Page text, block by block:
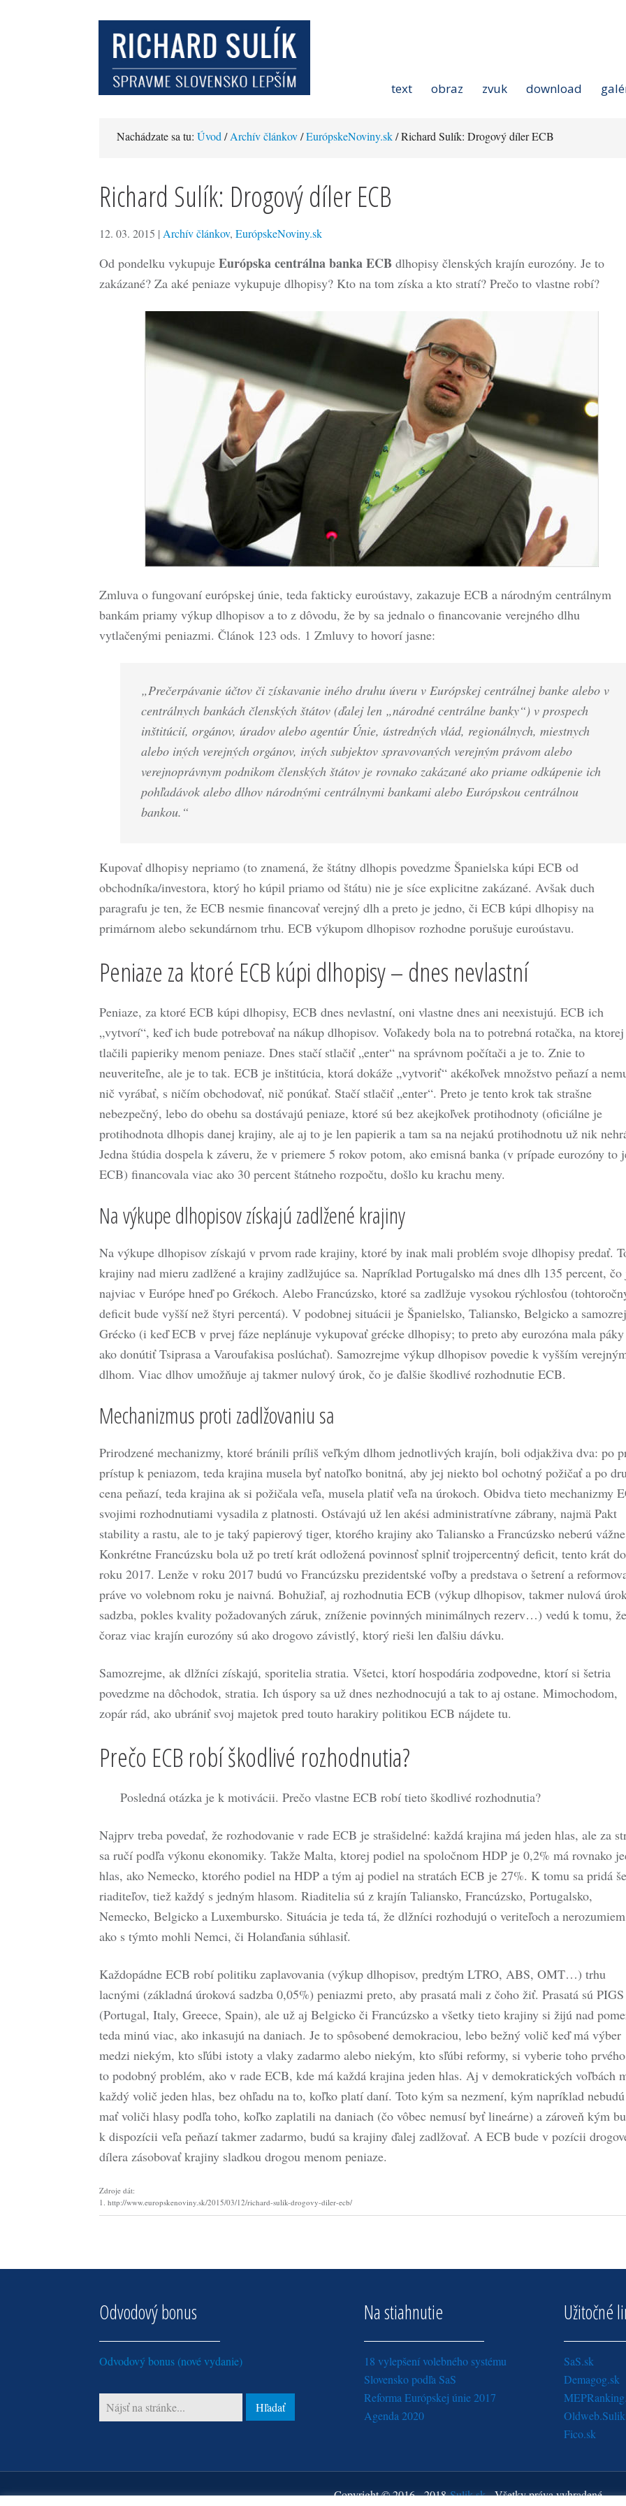
text obraz zvuk download
Nachádzate sa tu: Úvod/Archív článkov/EurópskeNoviny.sk/ Richard Sulík: Drogový díler ECB
Richard Sulík: Drogový díler ECB
12. 03. 2015 | Archív článkov, EurópskeNoviny.sk
Od pondelku vykupuje Európska centrálna banka ECB dlhopisy členských krajín eurozóny. Je to
zakázané? Za aké peniaze vykupuje dlhopisy? Kto na tom získa a kto stratí? Prečo to vlastne robí?
Zmluva o fungovaní európskej únie, teda fakticky euroústavy, zakazuje ECB a národným centrálnym
bankám priamy výkup dlhopisov a to z dôvodu, že by sa jednalo o financovanie verejného dlhu
vytlačenými peniazmi. Článok 123 ods. 1 Zmluvy to hovorí jasne:
„Prečerpávanie účtov či získavanie iného druhu úveru v Európskej centrálnej banke alebo v
centrálnych bankách členských štátov (ďalej len „národné centrálne banky“) v prospech
inštitúcií, orgánov, úradov alebo agentúr Únie, ústredných vlád, regionálnych, miestnych
alebo iných verejných orgánov, iných subjektov spravovaných verejným právom alebo
verejnoprávnym podnikom členských štátov je rovnako zakázané ako priame odkúpenie ich
pohľadávok alebo dlhov národnými centrálnymi bankami alebo Európskou centrálnou
bankou.“
Kupovať dlhopisy nepriamo (to znamená, že štátny dlhopis povedzme Španielska kúpi ECB od
obchodníka/investora, ktorý ho kúpil priamo od štátu) nie je síce explicitne zakázané. Avšak duch
paragrafu je ten, že ECB nesmie financovať verejný dlh a preto je jedno, či ECB kúpi dlhopisy na
primárnom alebo sekundárnom trhu. ECB výkupom dlhopisov rozhodne porušuje euroústavu.
Peniaze za ktoré ECB kúpi dlhopisy – dnes nevlastní
Peniaze, za ktoré ECB kúpi dlhopisy, ECB dnes nevlastní, oni vlastne dnes ani neexistujú. ECB ich
„vytvorí“, keď ich bude potrebovať na nákup dlhopisov. Voľakedy bola na to potrebná rotačka, na ktorej
tlačili papieriky menom peniaze. Dnes stačí stlačiť „enter“ na správnom počítači a je to. Znie to
neuveriteľne, ale je to tak. ECB je inštitúcia, ktorá dokáže „vytvoriť“ akékoľvek množstvo peňazí a
nič vyrábať, s ničím obchodovať, nič ponúkať. Stačí stlačiť „enter“. Preto je tento krok tak strašne
nebezpečný, lebo do obehu sa dostávajú peniaze, ktoré sú bez akejkoľvek protihodnoty (oficiálne je
protihodnota dlhopis danej krajiny, ale aj to je len papierik a tam sa na nejakú protihodnotu už nik
Jedna štúdia dospela k záveru, že v priemere 5 rokov potom, ako emisná banka (v prípade eurozóny to
ECB) financovala viac ako 30 percent štátneho rozpočtu, došlo ku krachu meny.
Na výkupe dlhopisov získajú zadlžené krajiny
Na výkupe dlhopisov získajú v prvom rade krajiny, ktoré by inak mali problém svoje dlhopisy predať.
krajiny nad mieru zadlžené a krajiny zadlžujúce sa. Napríklad Portugalsko má dnes dlh 135 percent, čo
najviac v Európe hneď po Grékoch. Alebo Francúzsko, ktoré sa zadlžuje vysokou rýchlosťou
deficit bude vyšší než štyri percentá). V podobnej situácii je Španielsko, Taliansko, Belgicko a
Grécko (i keď ECB v prvej fáze neplánuje vykupovať grécke dlhopisy; to preto aby eurozóna mala páky
ako donútiť Tsiprasa a Varoufakisa poslúchať). Samozrejme výkup dlhopisov povedie k vyšším
dlhom. Viac dlhov umožňuje aj takmer nulový úrok, čo je ďalšie škodlivé rozhodnutie ECB.
Mechanizmus proti zadlžovaniu sa
Prirodzené mechanizmy, ktoré bránili príliš veľkým dlhom jednotlivých krajín, boli odjakživa dva: po
prístup k peniazom, teda krajina musela byť natoľko bonitná, aby jej niekto bol ochotný požičať a po
cena peňazí, teda krajina ak si požičala veľa, musela platiť veľa na úrokoch. Obidva tieto mechanizmy
svojimi rozhodnutiami vysadila z platnosti. Ostávajú už len akési administratívne zábrany, najmä Pakt
stability a rastu, ale to je taký papierový tiger, ktorého krajiny ako Taliansko a Francúzsko neberú
Konkrétne Francúzsku bola už po tretí krát odložená povinnosť splniť trojpercentný deficit, tento krát do
roku 2017. Lenže v roku 2017 budú vo Francúzsku prezidentské voľby a predstava o šetrení a
práve vo volebnom roku je naivná. Bohužiaľ, aj rozhodnutia ECB (výkup dlhopisov, takmer nulová
sadzba, pokles kvality požadovaných záruk, zníženie povinných minimálnych rezerv…) vedú k tomu, že
čoraz viac krajín eurozóny sú ako drogovo závistlý, ktorý rieši len ďalšiu dávku.
Samozrejme, ak dlžníci získajú, sporitelia stratia. Všetci, ktorí hospodária zodpovedne, ktorí si šetria
povedzme na dôchodok, stratia. Ich úspory sa už dnes nezhodnocujú a tak to aj ostane. Mimochodom,
zopár rád, ako ubrániť svoj majetok pred touto harakiry politikou ECB nájdete tu.
Prečo ECB robí škodlivé rozhodnutia?
Posledná otázka je k motivácii. Prečo vlastne ECB robí tieto škodlivé rozhodnutia?
Najprv treba povedať, že rozhodovanie v rade ECB je strašidelné: každá krajina má jeden hlas, ale za
sa ručí podľa výkonu ekonomiky. Takže Malta, ktorej podiel na spoločnom HDP je 0,2% má rovnako
hlas, ako Nemecko, ktorého podiel na HDP a tým aj podiel na stratách ECB je 27%. K tomu sa pridá
riaditeľov, tiež každý s jedným hlasom. Riaditelia sú z krajín Taliansko, Francúzsko, Portugalsko,
Nemecko, Belgicko a Luxembursko. Situácia je teda tá, že dlžníci rozhodujú o veriteľoch a
ako s týmto mohli Nemci, či Holanďania súhlasiť.
Každopádne ECB robí politiku zaplavovania (výkup dlhopisov, predtým LTRO, ABS, OMT…) trhu
lacnými (základná úroková sadzba 0,05%) peniazmi preto, aby prasatá mali z čoho žiť. Prasatá sú PIGS
(Portugal, Italy, Greece, Spain), ale už aj Belgicko či Francúzsko a všetky tieto krajiny si žijú nad
teda minú viac, ako inkasujú na daniach. Je to spôsobené demokraciou, lebo bežný volič keď má výber
medzi niekým, kto sľúbi istoty a vlaky zadarmo alebo niekým, kto sľúbi reformy, si vyberie toho
to podobný problém, ako v rade ECB, kde má každá krajina jeden hlas. Aj v demokratických voľbách
každý volič jeden hlas, bez ohľadu na to, koľko platí daní. Toto kým sa nezmení, kým napríklad nebudú
mať voliči hlasy podľa toho, koľko zaplatili na daniach (čo vôbec nemusí byť lineárne) a zároveň kým
k dispozícii veľa peňazí takmer zadarmo, budú sa krajiny ďalej zadlžovať. A ECB bude v pozícii
dílera zásobovať krajiny sladkou drogou menom peniaze.
Zdroje dát:
1. http://www.europskenoviny.sk/2015/03/12/richard-sulik-drogovy-diler-ecb/
Odvodový bonus
Odvodový bonus (nové vydanie)
Na stiahnutie
18 vylepšení volebného systému
Slovensko podľa SaS
Reforma Európskej únie 2017
Agenda 2020
Užitočné
SaS.sk
Demagog.sk
Fico.sk
Copyright © 2016 - 2018 Sulik.sk · Všetky práva vyhradené.